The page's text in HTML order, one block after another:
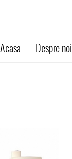
Acasa Despre noi